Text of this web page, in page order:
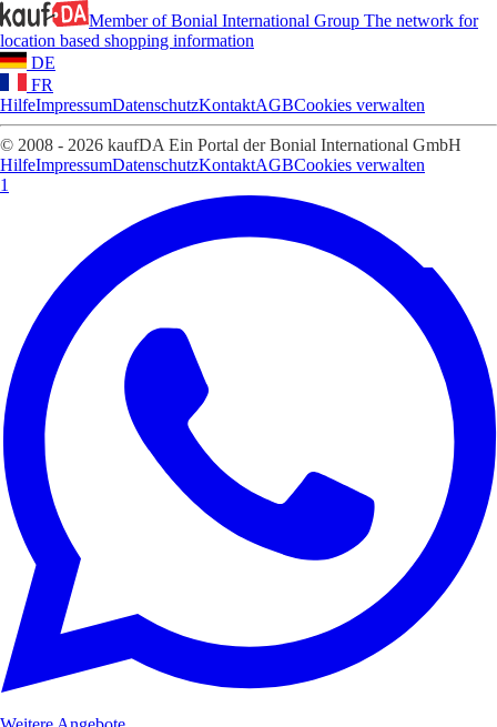
Member of Bonial International Group The network for
location based shopping information
DE
FR
HilfeImpressumDatenschutzKontaktAGBCookies verwalten
© 2008 - 2026 kaufDA Ein Portal der Bonial International GmbH
HilfeImpressumDatenschutzKontaktAGBCookies verwalten
1